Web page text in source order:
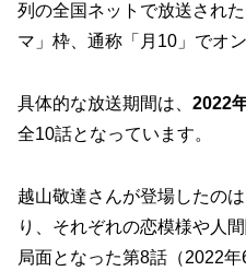
列の全国ネットで放送され
マ」枠、通称「月10」でオ
具体的な放送期間は、 2022
全10話となっています。
越山敬達さんが登場したの
り、それぞれの恋模様や人
局面となった第8話（2022年